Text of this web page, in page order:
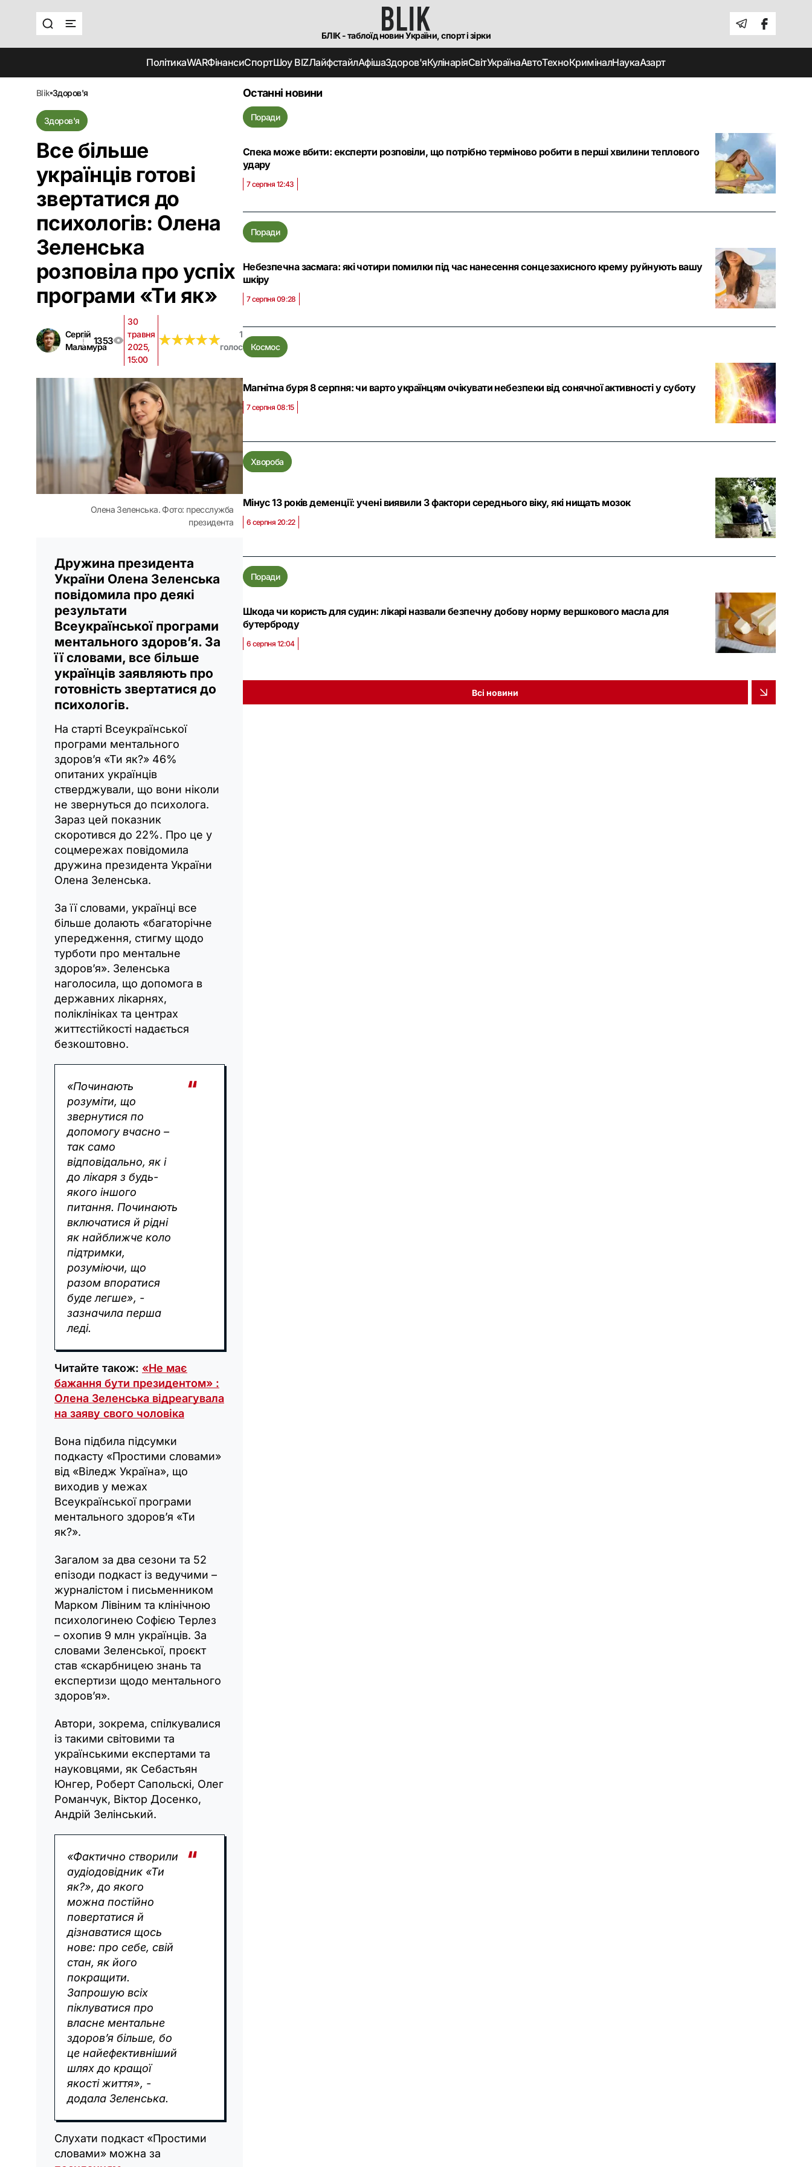
БЛІК - таблоїд новин України, спорт і зірки
ПолітикаWARФінансиСпортШоу BIZЛайфстайлАфішаЗдоров'яКулінаріяСвітУкраїнаАвтоТехноКриміналНаукаАзарт
blik здоров'я
Здоров'я
Все більше
українців готові
звертатися до
психологів: Олена
Зеленська
розповіла про успіх
програми «Ти як»
Сергій
Маламура
1353
30
травня
2025,
15:00
★★★★★
★★★★★
1
голос
Олена Зеленська. Фото: пресслужба
президента
Дружина президента
України Олена Зеленська
повідомила про деякі
результати
Всеукраїнської програми
ментального здоров’я. За
її словами, все більше
українців заявляють про
готовність звертатися до
психологів.
На старті Всеукраїнської
програми ментального
здоров’я «Ти як?» 46%
опитаних українців
стверджували, що вони ніколи
не звернуться до психолога.
Зараз цей показник
скоротився до 22%. Про це у
соцмережах повідомила
дружина президента України
Олена Зеленська.
За її словами, українці все
більше долають «багаторічне
упередження, стигму щодо
турботи про ментальне
здоров’я». Зеленська
наголосила, що допомога в
державних лікарнях,
поліклініках та центрах
життєстійкості надається
безкоштовно.
«Починають
розуміти, що
звернутися по
допомогу вчасно –
так само
відповідально, як і
до лікаря з будь-
якого іншого
питання. Починають
включатися й рідні
як найближче коло
підтримки,
розуміючи, що
разом впоратися
буде легше», -
зазначила перша
леді.
Читайте також: «Не має
бажання бути президентом» :
Олена Зеленська відреагувала
на заяву свого чоловіка
Вона підбила підсумки
подкасту «Простими словами»
від «Віледж Україна», що
виходив у межах
Всеукраїнської програми
ментального здоров’я «Ти
як?».
Загалом за два сезони та 52
епізоди подкаст із ведучими –
журналістом і письменником
Марком Лівіним та клінічною
психологинею Софією Терлез
– охопив 9 млн українців. За
словами Зеленської, проєкт
став «скарбницею знань та
експертизи щодо ментального
здоров’я».
Автори, зокрема, спілкувалися
із такими світовими та
українськими експертами та
науковцями, як Себастьян
Юнгер, Роберт Сапольскі, Олег
Романчук, Віктор Досенко,
Андрій Зелінський.
«Фактично створили
аудіодовідник «Ти
як?», до якого
можна постійно
повертатися й
дізнаватися щось
нове: про себе, свій
стан, як його
покращити.
Запрошую всіх
піклуватися про
власне ментальне
здоров’я більше, бо
це найефективніший
шлях до кращої
якості життя», -
додала Зеленська.
Слухати подкаст «Простими
словами» можна за
Останні новини
Поради
Спека може вбити: експерти розповіли, що потрібно терміново робити в перші хвилини теплового
удару
7 серпня 12:43
Поради
Небезпечна засмага: які чотири помилки під час нанесення сонцезахисного крему руйнують вашу
шкіру
7 серпня 09:28
Космос
Магнітна буря 8 серпня: чи варто українцям очікувати небезпеки від сонячної активності у суботу
7 серпня 08:15
Хвороба
Мінус 13 років деменції: учені виявили 3 фактори середнього віку, які нищать мозок
6 серпня 20:22
Поради
Шкода чи користь для судин: лікарі назвали безпечну добову норму вершкового масла для
бутерброду
6 серпня 12:04
Всі новини